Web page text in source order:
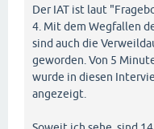
Der IAT ist laut
4. Mit dem Wegfallen
sind auch die
geworden. Von 5
wurde in diesen
angezeigt.